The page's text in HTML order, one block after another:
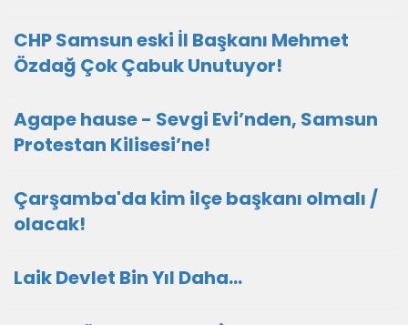
CHP Samsun eski İl Başkanı Mehmet
Özdağ Çok Çabuk Unutuyor!
Agape hause - Sevgi Evi’nden, Samsun
Protestan Kilisesi’ne!
Çarşamba'da kim ilçe başkanı olmalı /
olacak!
Laik Devlet Bin Yıl Daha…